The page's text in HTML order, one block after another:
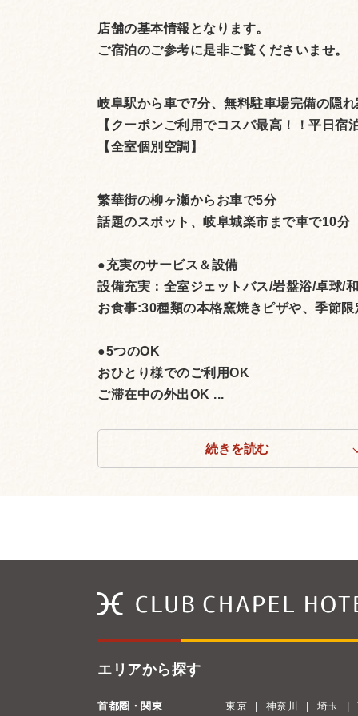
店舗の基本情報となります。
ご宿泊のご参考に是非ご覧くださいませ。
岐阜駅から車で7分、無料駐車場完備の隠
【クーポンご利用でコスパ最高！！平日宿
【全室個別空調】
繁華街の柳ヶ瀬からお車で5分
話題のスポット、岐阜城楽市まで車で10分
●充実のサービス＆設備
設備充実：全室ジェットバス/岩盤浴/卓球/
お食事:30種類の本格窯焼きピザや、季節
●5つのOK
おひとり様でのご利用OK
ご滞在中の外出OK ...
続きを読む
エリアから探す
首都圏・関東 東京 神奈川 埼玉